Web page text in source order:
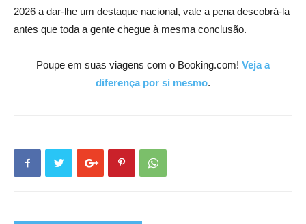
2026 a dar-lhe um destaque nacional, vale a pena descobrá-la
antes que toda a gente chegue à mesma conclusão.
Poupe em suas viagens com o Booking.com! Veja a
diferença por si mesmo.